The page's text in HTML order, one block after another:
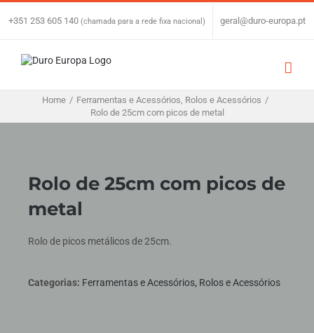
Skip
+351 253 605 140 (chamada para a rede fixa nacional) geral@duro-europa.pt
Home / Ferramentas e Acessórios, Rolos e Acessórios /
Rolo de 25cm com picos de metal
Rolo de 25cm com picos de
metal
Rolo de picos metálicos de 25cm.
Categorias: Ferramentas e Acessórios, Rolos e Acessórios